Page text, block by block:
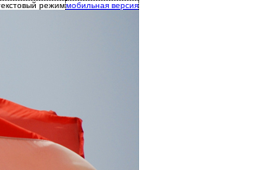
режиммобильная версия